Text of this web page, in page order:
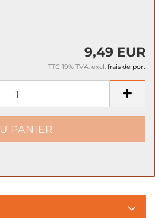
9,49 EUR
TTC 19% TVA. excl. frais de port